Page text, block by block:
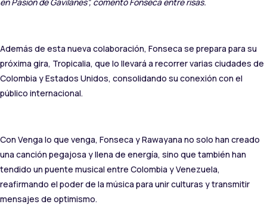
Además de esta nueva colaboración, Fonseca se prepara para su
próxima gira, Tropicalia, que lo llevará a recorrer varias ciudades de
Colombia y Estados Unidos, consolidando su conexión con el
público internacional.
Con Venga lo que venga, Fonseca y Rawayana no solo han creado
una canción pegajosa y llena de energía, sino que también han
tendido un puente musical entre Colombia y Venezuela,
reafirmando el poder de la música para unir culturas y transmitir
mensajes de optimismo.